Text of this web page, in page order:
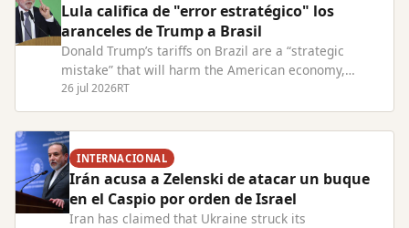
Lula califica de "error estratégico" los
aranceles de Trump a Brasil
Donald Trump’s tariffs on Brazil are a “strategic
mistake” that will harm the American economy,
President Lula has warned. Read Full Article at
RT.com
26 jul 2026RT
INTERNACIONAL
Irán acusa a Zelenski de atacar un buque
en el Caspio por orden de Israel
Iran has claimed that Ukraine struck its